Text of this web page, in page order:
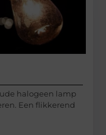
halogeen lamp
Een flikkerend